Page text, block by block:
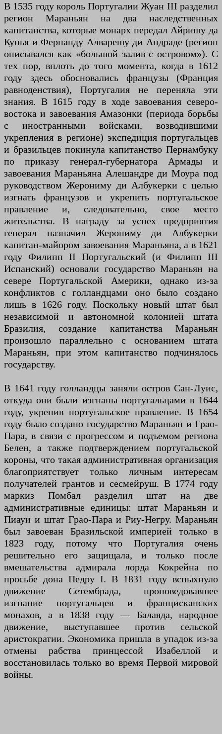
В 1535 году король Португалии Жуан III разделил
регион Мараньян на два наследственных
капитанства, которые монарх передал Айришу да
Кунья и Фернанду Алварешу ди Андраде (регион
описывался как «большой залив с островом»). С
тех пор, вплоть до того момента, когда в 1612
году здесь обосновались французы (Франция
равноденствия), Португалия не переняла эти
знания. В 1615 году в ходе завоевания северо-
востока и завоевания Амазонки (периода борьбы
с иностранными войсками, возводившими
укрепления в регионе) экспедиция португальцев
и бразильцев покинула капитанство Пернамбуку
по приказу генерал-губернатора Армады и
завоевания Мараньяна Алешандре ди Моура под
руководством Жерониму ди Албукерки с целью
изгнать французов и укрепить португальское
правление и, следовательно, свое место
жительства. В награду за успех предприятия
генерал назначил Жерониму ди Албукерки
капитан-майором завоевания Мараньяна, а в 1621
году Филипп II Португальский (и Филипп III
Испанский) основали государство Мараньян на
севере Португальской Америки, однако из-за
конфликтов с голландцами оно было создано
лишь в 1626 году. Поскольку новый штат был
независимой и автономной колонией штата
Бразилия, создание капитанства Мараньян
произошло параллельно с основанием штата
Мараньян, при этом капитанство подчинялось
государству.
В 1641 году голландцы заняли остров Сан-Луис,
откуда они были изгнаны португальцами в 1644
году, укрепив португальское правление. В 1654
году было создано государство Мараньян и Грао-
Пара, в связи с прогрессом и подъемом региона
Белен, а также подтверждением португальской
короны, что такая административная организация
благоприятствует только личным интересам
получателей грантов и сесмейруш. В 1774 году
маркиз Помбал разделил штат на две
административные единицы: штат Мараньян и
Пиауи и штат Грао-Пара и Риу-Негру. Мараньян
был завоеван Бразильской империей только в
1823 году, потому что Португалия очень
решительно его защищала, и только после
вмешательства адмирала лорда Кокрейна по
просьбе дона Педру I. В 1831 году вспыхнуло
движение Сетембрада, проповедовавшее
изгнание португальцев и францисканских
монахов, а в 1838 году — Балаяда, народное
движение, выступавшее против сельской
аристократии. Экономика пришла в упадок из-за
отмены рабства принцессой Изабеллой и
восстановилась только во время Первой мировой
войны.